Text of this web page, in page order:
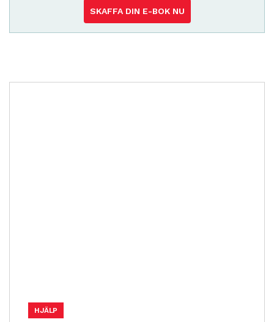
SKAFFA DIN E-BOK NU
HJÄLP